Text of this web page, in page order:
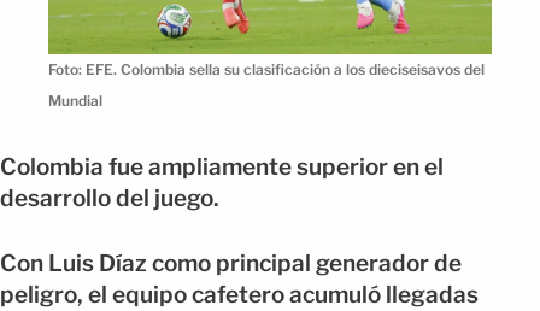
Foto: EFE. Colombia sella su clasificación a los dieciseisavos del
Mundial
Colombia fue ampliamente superior en el
desarrollo del juego.
Con Luis Díaz como principal generador de
peligro, el equipo cafetero acumuló llegadas